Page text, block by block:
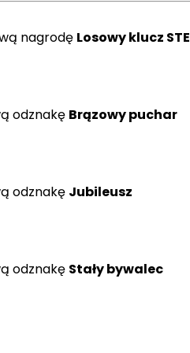
nagrodę Losowy klucz
odznakę Brązowy puchar
odznakę Jubileusz
odznakę Stały bywalec